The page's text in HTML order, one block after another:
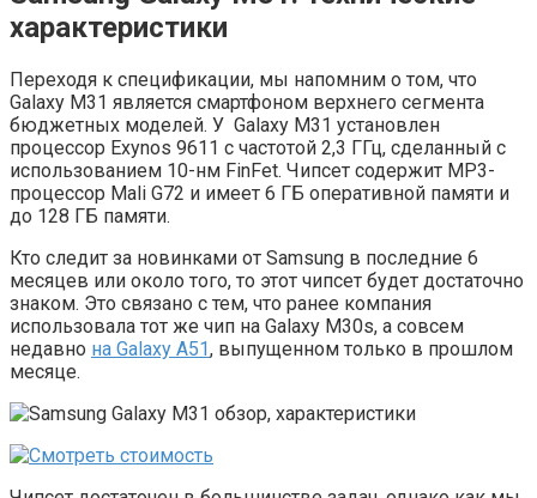
характеристики
Переходя к спецификации, мы напомним о том, что
Galaxy M31 является смартфоном верхнего сегмента
бюджетных моделей. У Galaxy M31 установлен
процессор Exynos 9611 с частотой 2,3 ГГц, сделанный с
использованием 10-нм FinFet. Чипсет содержит MP3-
процессор Mali G72 и имеет 6 ГБ оперативной памяти и
до 128 ГБ памяти.
Кто следит за новинками от Samsung в последние 6
месяцев или около того, то этот чипсет будет достаточно
знаком. Это связано с тем, что ранее компания
использовала тот же чип на Galaxy M30s, а совсем
недавно на Galaxy A51, выпущенном только в прошлом
месяце.